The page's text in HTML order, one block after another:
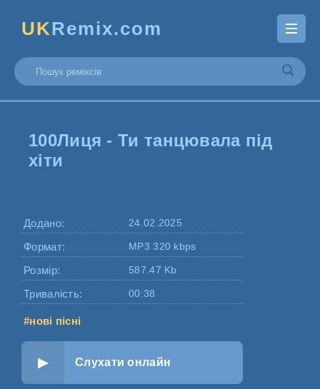
UKRemix.com
100Лиця - Ти танцювала під
хіти
Додано: 24.02.2025
Формат: MP3 320 kbps
Розмір: 587.47 Kb
Тривалість: 00:38
#нові пісні
Слухати онлайн